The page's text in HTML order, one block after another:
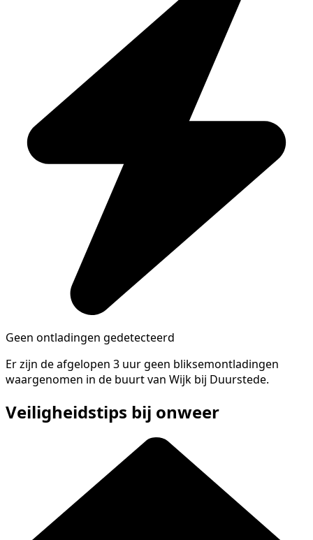
Geen ontladingen gedetecteerd
Er zijn de afgelopen 3 uur geen bliksemontladingen
waargenomen in de buurt van Wijk bij Duurstede.
Veiligheidstips bij onweer